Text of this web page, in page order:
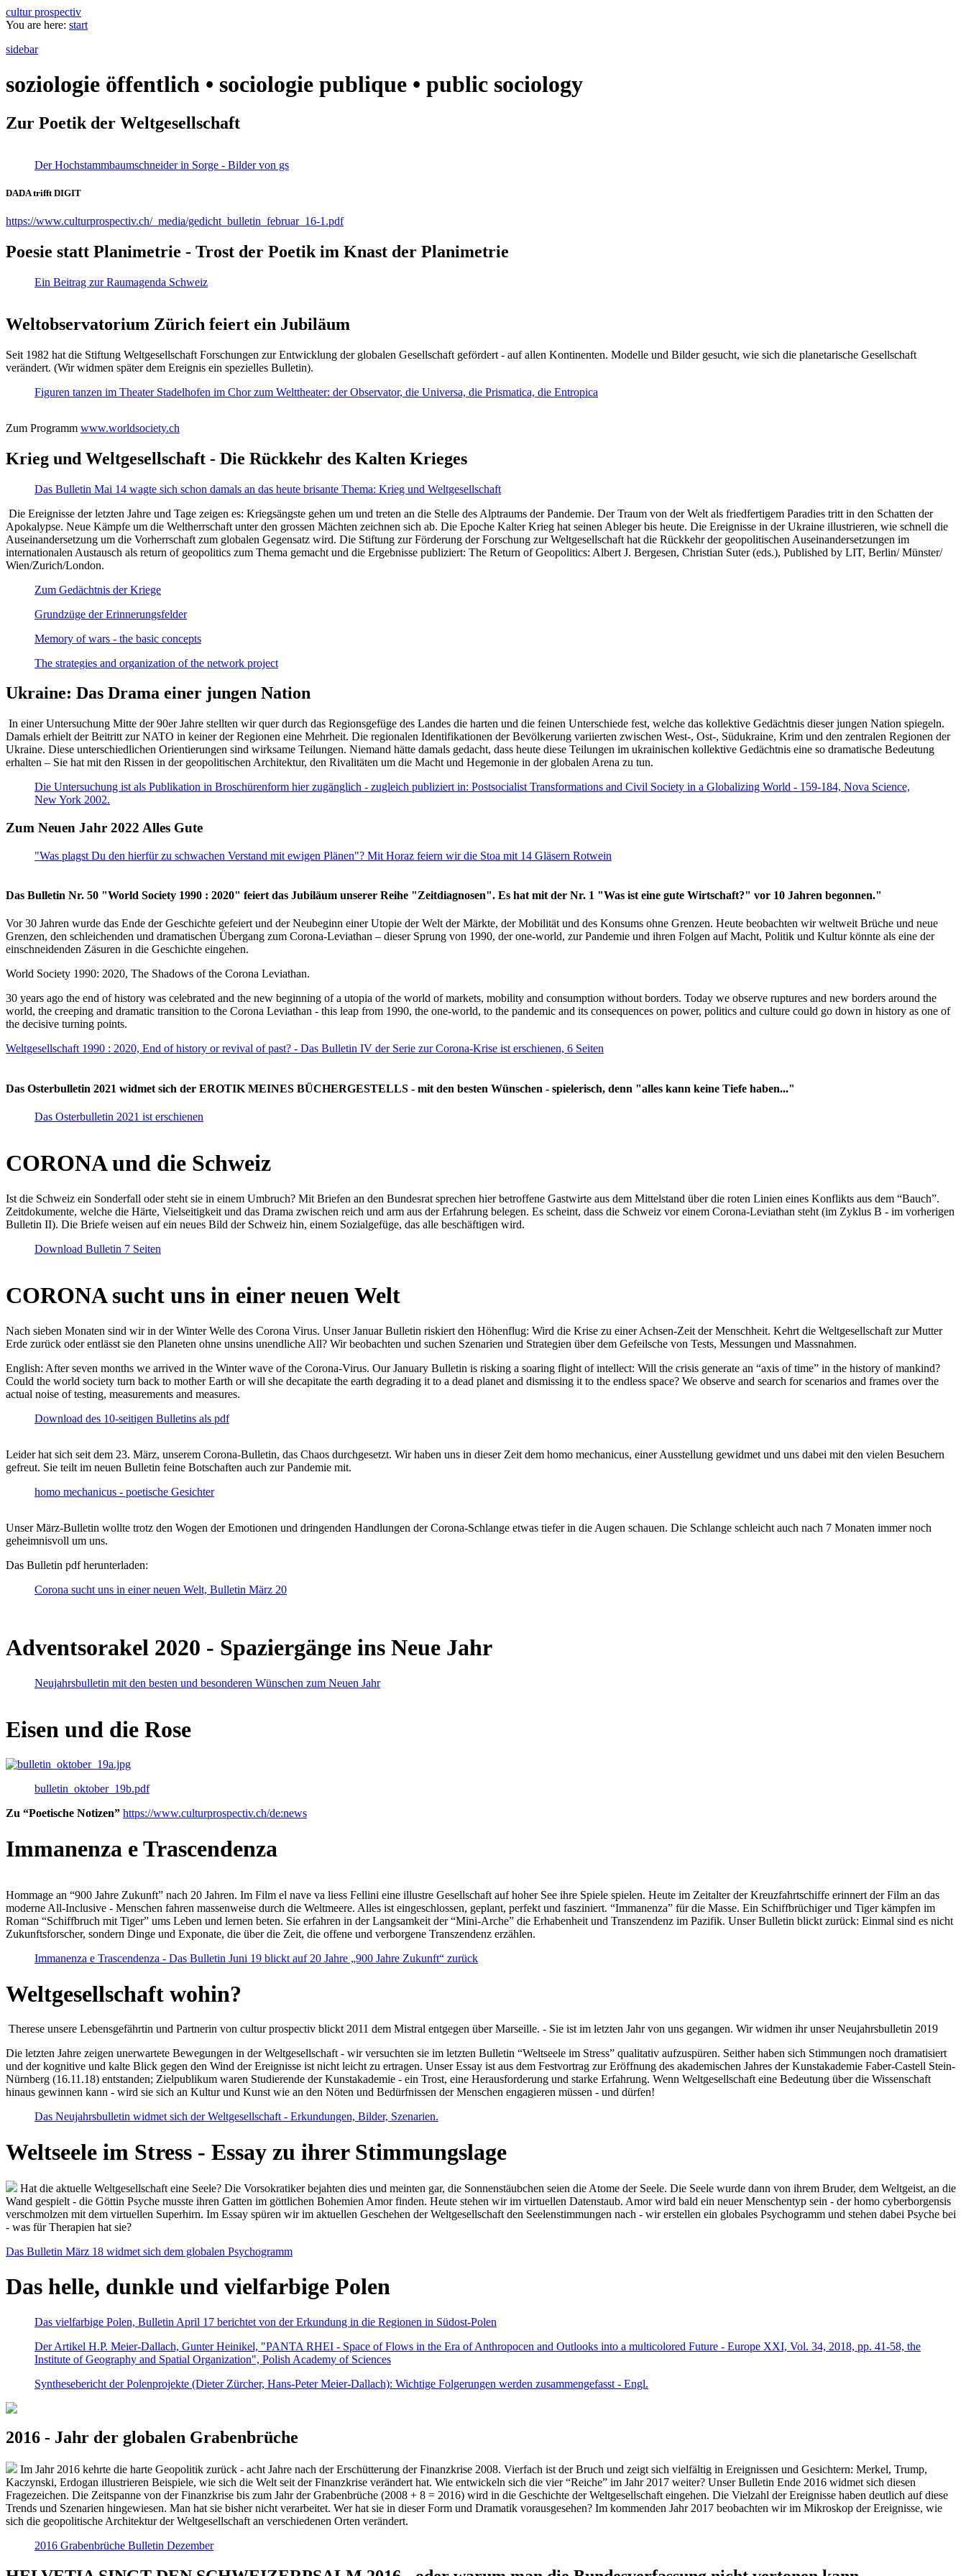
cultur prospectiv
You are here: start
sidebar
soziologie öffentlich • sociologie publique • public sociology
Zur Poetik der Weltgesellschaft
Der Hochstammbaumschneider in Sorge - Bilder von gs
DADA trifft DIGIT
https://www.culturprospectiv.ch/_media/gedicht_bulletin_februar_16-1.pdf
Poesie statt Planimetrie - Trost der Poetik im Knast der Planimetrie
Ein Beitrag zur Raumagenda Schweiz
Weltobservatorium Zürich feiert ein Jubiläum
Seit 1982 hat die Stiftung Weltgesellschaft Forschungen zur Entwicklung der globalen Gesellschaft gefördert - auf allen Kontinenten. Modelle und Bilder gesucht, wie sich die planetarische Gesellschaft
verändert. (Wir widmen später dem Ereignis ein spezielles Bulletin).
Figuren tanzen im Theater Stadelhofen im Chor zum Welttheater: der Observator, die Universa, die Prismatica, die Entropica
Zum Programm www.worldsociety.ch
Krieg und Weltgesellschaft - Die Rückkehr des Kalten Krieges
Das Bulletin Mai 14 wagte sich schon damals an das heute brisante Thema: Krieg und Weltgesellschaft
Die Ereignisse der letzten Jahre und Tage zeigen es: Kriegsängste gehen um und treten an die Stelle des Alptraums der Pandemie. Der Traum von der Welt als friedfertigem Paradies tritt in den Schatten der
Apokalypse. Neue Kämpfe um die Weltherrschaft unter den grossen Mächten zeichnen sich ab. Die Epoche Kalter Krieg hat seinen Ableger bis heute. Die Ereignisse in der Ukraine illustrieren, wie schnell die
Auseinandersetzung um die Vorherrschaft zum globalen Gegensatz wird. Die Stiftung zur Förderung der Forschung zur Weltgesellschaft hat die Rückkehr der geopolitischen Auseinandersetzungen im
internationalen Austausch als return of geopolitics zum Thema gemacht und die Ergebnisse publiziert: The Return of Geopolitics: Albert J. Bergesen, Christian Suter (eds.), Published by LIT, Berlin/ Münster/
Wien/Zurich/London.
Zum Gedächtnis der Kriege
Grundzüge der Erinnerungsfelder
Memory of wars - the basic concepts
The strategies and organization of the network project
Ukraine: Das Drama einer jungen Nation
In einer Untersuchung Mitte der 90er Jahre stellten wir quer durch das Regionsgefüge des Landes die harten und die feinen Unterschiede fest, welche das kollektive Gedächtnis dieser jungen Nation spiegeln.
Damals erhielt der Beitritt zur NATO in keiner der Regionen eine Mehrheit. Die regionalen Identifikationen der Bevölkerung variierten zwischen West-, Ost-, Südukraine, Krim und den zentralen Regionen der
Ukraine. Diese unterschiedlichen Orientierungen sind wirksame Teilungen. Niemand hätte damals gedacht, dass heute diese Teilungen im ukrainischen kollektive Gedächtnis eine so dramatische Bedeutung
erhalten – Sie hat mit den Rissen in der geopolitischen Architektur, den Rivalitäten um die Macht und Hegemonie in der globalen Arena zu tun.
Die Untersuchung ist als Publikation in Broschürenform hier zugänglich - zugleich publiziert in: Postsocialist Transformations and Civil Society in a Globalizing World - 159-184, Nova Science,
New York 2002.
Zum Neuen Jahr 2022 Alles Gute
"Was plagst Du den hierfür zu schwachen Verstand mit ewigen Plänen"? Mit Horaz feiern wir die Stoa mit 14 Gläsern Rotwein
Das Bulletin Nr. 50 "World Society 1990 : 2020" feiert das Jubiläum unserer Reihe "Zeitdiagnosen". Es hat mit der Nr. 1 "Was ist eine gute Wirtschaft?" vor 10 Jahren begonnen."
Vor 30 Jahren wurde das Ende der Geschichte gefeiert und der Neubeginn einer Utopie der Welt der Märkte, der Mobilität und des Konsums ohne Grenzen. Heute beobachten wir weltweit Brüche und neue
Grenzen, den schleichenden und dramatischen Übergang zum Corona-Leviathan – dieser Sprung von 1990, der one-world, zur Pandemie und ihren Folgen auf Macht, Politik und Kultur könnte als eine der
einschneidenden Zäsuren in die Geschichte eingehen.
World Society 1990: 2020, The Shadows of the Corona Leviathan.
30 years ago the end of history was celebrated and the new beginning of a utopia of the world of markets, mobility and consumption without borders. Today we observe ruptures and new borders around the
world, the creeping and dramatic transition to the Corona Leviathan - this leap from 1990, the one-world, to the pandemic and its consequences on power, politics and culture could go down in history as one of
the decisive turning points.
Weltgesellschaft 1990 : 2020, End of history or revival of past? - Das Bulletin IV der Serie zur Corona-Krise ist erschienen, 6 Seiten
Das Osterbulletin 2021 widmet sich der EROTIK MEINES BÜCHERGESTELLS - mit den besten Wünschen - spielerisch, denn "alles kann keine Tiefe haben..."
Das Osterbulletin 2021 ist erschienen
CORONA und die Schweiz
Ist die Schweiz ein Sonderfall oder steht sie in einem Umbruch? Mit Briefen an den Bundesrat sprechen hier betroffene Gastwirte aus dem Mittelstand über die roten Linien eines Konflikts aus dem “Bauch”.
Zeitdokumente, welche die Härte, Vielseitigkeit und das Drama zwischen reich und arm aus der Erfahrung belegen. Es scheint, dass die Schweiz vor einem Corona-Leviathan steht (im Zyklus B - im vorherigen
Bulletin II). Die Briefe weisen auf ein neues Bild der Schweiz hin, einem Sozialgefüge, das alle beschäftigen wird.
Download Bulletin 7 Seiten
CORONA sucht uns in einer neuen Welt
Nach sieben Monaten sind wir in der Winter Welle des Corona Virus. Unser Januar Bulletin riskiert den Höhenflug: Wird die Krise zu einer Achsen-Zeit der Menschheit. Kehrt die Weltgesellschaft zur Mutter
Erde zurück oder entlässt sie den Planeten ohne unsins unendliche All? Wir beobachten und suchen Szenarien und Strategien über dem Gefeilsche von Tests, Messungen und Massnahmen.
English: After seven months we arrived in the Winter wave of the Corona-Virus. Our January Bulletin is risking a soaring flight of intellect: Will the crisis generate an “axis of time” in the history of mankind?
Could the world society turn back to mother Earth or will she decapitate the earth degrading it to a dead planet and dismissing it to the endless space? We observe and search for scenarios and frames over the
actual noise of testing, measurements and measures.
Download des 10-seitigen Bulletins als pdf
Leider hat sich seit dem 23. März, unserem Corona-Bulletin, das Chaos durchgesetzt. Wir haben uns in dieser Zeit dem homo mechanicus, einer Ausstellung gewidmet und uns dabei mit den vielen Besuchern
gefreut. Sie teilt im neuen Bulletin feine Botschaften auch zur Pandemie mit.
homo mechanicus - poetische Gesichter
Unser März-Bulletin wollte trotz den Wogen der Emotionen und dringenden Handlungen der Corona-Schlange etwas tiefer in die Augen schauen. Die Schlange schleicht auch nach 7 Monaten immer noch
geheimnisvoll um uns.
Das Bulletin pdf herunterladen:
Corona sucht uns in einer neuen Welt, Bulletin März 20
Adventsorakel 2020 - Spaziergänge ins Neue Jahr
Neujahrsbulletin mit den besten und besonderen Wünschen zum Neuen Jahr
Eisen und die Rose
bulletin_oktober_19b.pdf
Zu “Poetische Notizen” https://www.culturprospectiv.ch/de:news
Immanenza e Trascendenza
Hommage an “900 Jahre Zukunft” nach 20 Jahren. Im Film el nave va liess Fellini eine illustre Gesellschaft auf hoher See ihre Spiele spielen. Heute im Zeitalter der Kreuzfahrtschiffe erinnert der Film an das
moderne All-Inclusive - Menschen fahren massenweise durch die Weltmeere. Alles ist eingeschlossen, geplant, perfekt und fasziniert. “Immanenza” für die Masse. Ein Schiffbrüchiger und Tiger kämpfen im
Roman “Schiffbruch mit Tiger” ums Leben und lernen beten. Sie erfahren in der Langsamkeit der “Mini-Arche” die Erhabenheit und Transzendenz im Pazifik. Unser Bulletin blickt zurück: Einmal sind es nicht
Zukunftsforscher, sondern Dinge und Exponate, die über die Zeit, die offene und verborgene Transzendenz erzählen.
Immanenza e Trascendenza - Das Bulletin Juni 19 blickt auf 20 Jahre „900 Jahre Zukunft“ zurück
Weltgesellschaft wohin?
Therese unsere Lebensgefährtin und Partnerin von cultur prospectiv blickt 2011 dem Mistral entgegen über Marseille. - Sie ist im letzten Jahr von uns gegangen. Wir widmen ihr unser Neujahrsbulletin 2019
Die letzten Jahre zeigen unerwartete Bewegungen in der Weltgesellschaft - wir versuchten sie im letzten Bulletin “Weltseele im Stress” qualitativ aufzuspüren. Seither haben sich Stimmungen noch dramatisiert
und der kognitive und kalte Blick gegen den Wind der Ereignisse ist nicht leicht zu ertragen. Unser Essay ist aus dem Festvortrag zur Eröffnung des akademischen Jahres der Kunstakademie Faber-Castell Stein-
Nürnberg (16.11.18) entstanden; Zielpublikum waren Studierende der Kunstakademie - ein Trost, eine Herausforderung und starke Erfahrung. Wenn Weltgesellschaft eine Bedeutung über die Wissenschaft
hinaus gewinnen kann - wird sie sich an Kultur und Kunst wie an den Nöten und Bedürfnissen der Menschen engagieren müssen - und dürfen!
Das Neujahrsbulletin widmet sich der Weltgesellschaft - Erkundungen, Bilder, Szenarien.
Weltseele im Stress - Essay zu ihrer Stimmungslage
Hat die aktuelle Weltgesellschaft eine Seele? Die Vorsokratiker bejahten dies und meinten gar, die Sonnenstäubchen seien die Atome der Seele. Die Seele wurde dann von ihrem Bruder, dem Weltgeist, an die
Wand gespielt - die Göttin Psyche musste ihren Gatten im göttlichen Bohemien Amor finden. Heute stehen wir im virtuellen Datenstaub. Amor wird bald ein neuer Menschentyp sein - der homo cyberborgensis
verschmolzen mit dem virtuellen Superhirn. Im Essay spüren wir im aktuellen Geschehen der Weltgesellschaft den Seelenstimmungen nach - wir erstellen ein globales Psychogramm und stehen dabei Psyche bei
- was für Therapien hat sie?
Das Bulletin März 18 widmet sich dem globalen Psychogramm
Das helle, dunkle und vielfarbige Polen
Das vielfarbige Polen, Bulletin April 17 berichtet von der Erkundung in die Regionen in Südost-Polen
Der Artikel H.P. Meier-Dallach, Gunter Heinikel, "PANTA RHEI - Space of Flows in the Era of Anthropocen and Outlooks into a multicolored Future - Europe XXI, Vol. 34, 2018, pp. 41-58, the
Institute of Geography and Spatial Organization", Polish Academy of Sciences
Synthesebericht der Polenprojekte (Dieter Zürcher, Hans-Peter Meier-Dallach): Wichtige Folgerungen werden zusammengefasst - Engl.
2016 - Jahr der globalen Grabenbrüche
Im Jahr 2016 kehrte die harte Geopolitik zurück - acht Jahre nach der Erschütterung der Finanzkrise 2008. Vierfach ist der Bruch und zeigt sich vielfältig in Ereignissen und Gesichtern: Merkel, Trump,
Kaczynski, Erdogan illustrieren Beispiele, wie sich die Welt seit der Finanzkrise verändert hat. Wie entwickeln sich die vier “Reiche” im Jahr 2017 weiter? Unser Bulletin Ende 2016 widmet sich diesen
Fragezeichen. Die Zeitspanne von der Finanzkrise bis zum Jahr der Grabenbrüche (2008 + 8 = 2016) wird in die Geschichte der Weltgesellschaft eingehen. Die Vielzahl der Ereignisse haben deutlich auf diese
Trends und Szenarien hingewiesen. Man hat sie bisher nicht verarbeitet. Wer hat sie in dieser Form und Dramatik vorausgesehen? Im kommenden Jahr 2017 beobachten wir im Mikroskop der Ereignisse, wie
sich die geopolitische Architektur der Weltgesellschaft an verschiedenen Orten verändert.
2016 Grabenbrüche Bulletin Dezember